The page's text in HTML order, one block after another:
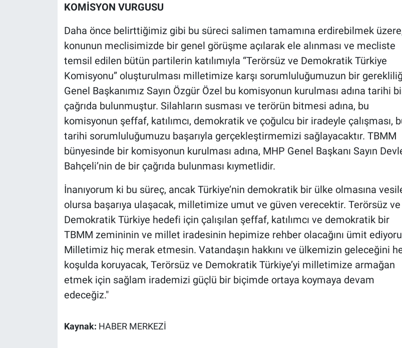
KOMİSYON VURGUSU
Daha önce belirttiğimiz gibi bu süreci salimen tamamına erdirebilmek
konunun meclisimizde bir genel görüşme açılarak ele alınması ve mecliste
temsil edilen bütün partilerin katılımıyla “Terörsüz ve Demokratik Türkiye
Komisyonu” oluşturulması milletimize karşı sorumluluğumuzun bir
Genel Başkanımız Sayın Özgür Özel bu komisyonun kurulması adına tarihi
çağrıda bulunmuştur. Silahların susması ve terörün bitmesi adına, bu
komisyonun şeffaf, katılımcı, demokratik ve çoğulcu bir iradeyle çalışması,
tarihi sorumluluğumuzu başarıyla gerçekleştirmemizi sağlayacaktır. TBMM
bünyesinde bir komisyonun kurulması adına, MHP Genel Başkanı Sayın
Bahçeli’nin de bir çağrıda bulunması kıymetlidir.
İnanıyorum ki bu süreç, ancak Türkiye’nin demokratik bir ülke olmasına
olursa başarıya ulaşacak, milletimize umut ve güven verecektir. Terörsüz ve
Demokratik Türkiye hedefi için çalışılan şeffaf, katılımcı ve demokratik bir
TBMM zemininin ve millet iradesinin hepimize rehber olacağını ümit
Milletimiz hiç merak etmesin. Vatandaşın hakkını ve ülkemizin geleceğini
koşulda koruyacak, Terörsüz ve Demokratik Türkiye’yi milletimize armağan
etmek için sağlam irademizi güçlü bir biçimde ortaya koymaya devam
edeceğiz."
Kaynak: HABER MERKEZİ
Teknoloji
Türkiye'nin Geleceği
Türkiye'nin Gündemi
Yerel Gündem
Yerel Yaşam
Canlı Yayın